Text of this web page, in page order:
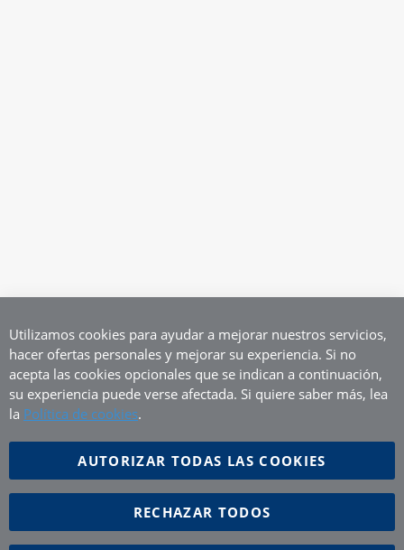
Utilizamos cookies para ayudar a mejorar nuestros servicios,
hacer ofertas personales y mejorar su experiencia. Si no
acepta las cookies opcionales que se indican a continuación,
su experiencia puede verse afectada. Si quiere saber más, lea
la Política de cookies.
AUTORIZAR TODAS LAS COOKIES
RECHAZAR TODOS